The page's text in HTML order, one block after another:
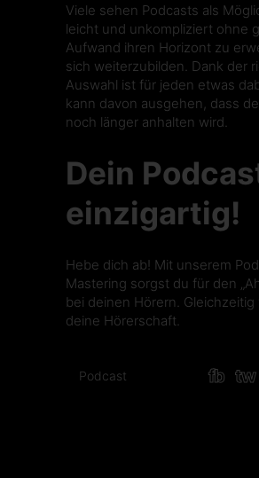
Viele sehen Podcasts als
leicht und unkompliziert ohne
Aufwand ihren Horizont zu
sich weiterzubilden. Dank der
Auswahl ist für jeden etwas
kann davon ausgehen, dass
noch länger anhalten wird.
Dein
einzigartig!
Hebe dich ab! Mit unserem
Mastering sorgst du für den
bei deinen Hörern. Gleichzeitig
deine Hörerschaft.
Podcast fb tw